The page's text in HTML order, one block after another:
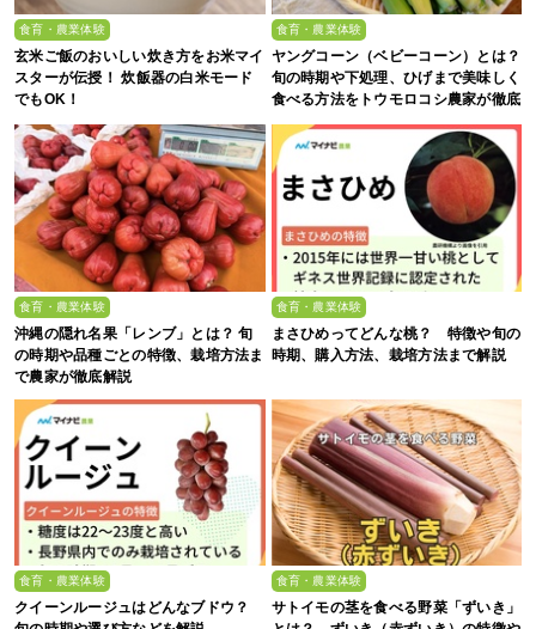
食育・農業体験
玄米ご飯のおいしい炊き方をお米マイ
スターが伝授！ 炊飯器の白米モード
でもOK！
食育・農業体験
ヤングコーン（ベビーコーン）とは？
旬の時期や下処理、ひげまで美味しく
食べる方法をトウモロコシ農家が徹底
解説！
食育・農業体験
沖縄の隠れ名果「レンブ」とは？ 旬
の時期や品種ごとの特徴、栽培方法ま
で農家が徹底解説
食育・農業体験
まさひめってどんな桃？ 特徴や旬の
時期、購入方法、栽培方法まで解説
食育・農業体験
クイーンルージュはどんなブドウ？
食育・農業体験
サトイモの茎を食べる野菜「ずいき」